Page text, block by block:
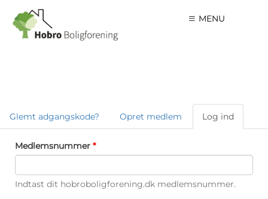
MENU
Primære faneblade
Glemt adgangskode? Opret medlem Log ind
fane)
Medlemsnummer *
Indtast dit hobroboligforening.dk medlemsnummer.